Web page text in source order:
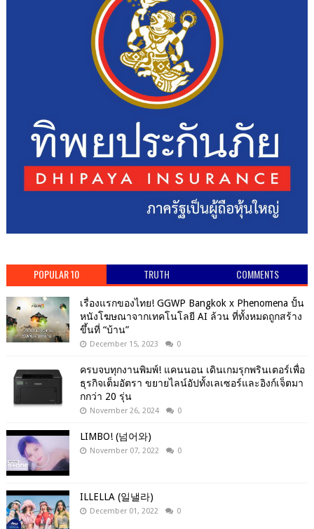
POPULAR 10 TRUTH COMMENTS
เรื่องแรกของไทย! GGWP Bangkok x Phenomena ปั้น
หนังโฆษณาจากเทคโนโลยี AI ล้วน ที่ทั้งหมดถูกสร้าง
ขึ้นที่ “บ้าน”
December 15, 2023 0
ครบจบทุกงานพิมพ์! แคนนอน เดินเกมรุกพรินเตอร์เพื่อ
ธุรกิจเต็มอัตรา ขยายไลน์อัปทั้งเลเซอร์และอิงก์เจ็ตมา
กกว่า 20 รุ่น
November 26, 2024 0
LIMBO! (넘어와)
November 07, 2022 0
ILLELLA (일낼라)
December 01, 2022 0